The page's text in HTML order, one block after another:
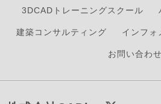
3DCADトレーニングスクール
建築コンサルティング インフォ
お問い合わせ